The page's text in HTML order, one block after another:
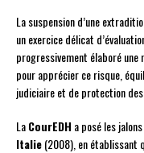
La suspension d’une
un exercice délicat
progressivement élaboré
pour apprécier ce risque,
judiciaire et de protection
LaCourEDH a posé les
Italie(2008), en établissant